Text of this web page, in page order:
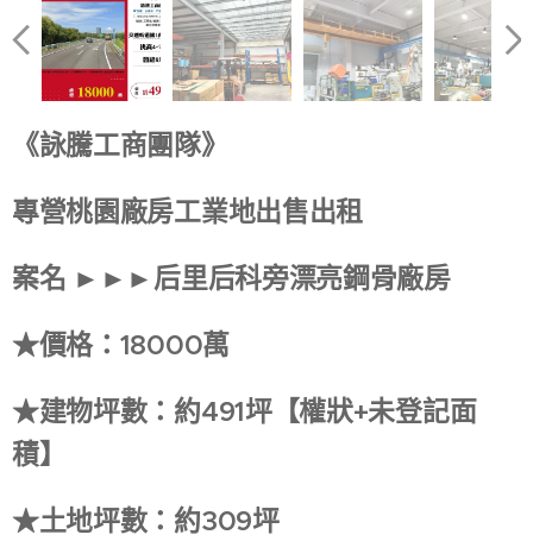
《詠騰工商團隊》
專營桃園廠房工業地出售出租
案名 ►►►后里后科旁漂亮鋼骨廠房
★價格：18000萬
★建物坪數：約491坪【權狀+未登記面
積】
★土地坪數：約309坪